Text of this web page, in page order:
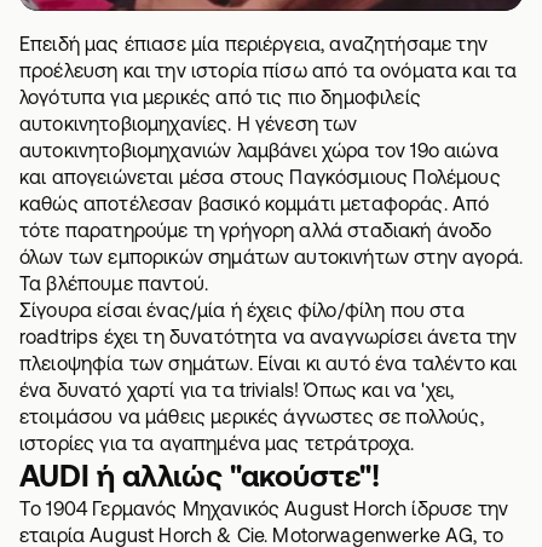
Επειδή μας έπιασε μία περιέργεια, αναζητήσαμε την
προέλευση και την ιστορία πίσω από τα ονόματα και τα
λογότυπα για μερικές από τις πιο δημοφιλείς
αυτοκινητοβιομηχανίες. Η γένεση των
αυτοκινητοβιομηχανιών λαμβάνει χώρα τον 19ο αιώνα
και απογειώνεται μέσα στους Παγκόσμιους Πολέμους
καθώς αποτέλεσαν βασικό κομμάτι μεταφοράς. Από
τότε παρατηρούμε τη γρήγορη αλλά σταδιακή άνοδο
όλων των εμπορικών σημάτων αυτοκινήτων στην αγορά.
Τα βλέπουμε παντού.
Σίγουρα είσαι ένας/μία ή έχεις φίλο/φίλη που στα
roadtrips έχει τη δυνατότητα να αναγνωρίσει άνετα την
πλειοψηφία των σημάτων. Είναι κι αυτό ένα ταλέντο και
ένα δυνατό χαρτί για τα trivials! Όπως και να 'χει,
ετοιμάσου να μάθεις μερικές άγνωστες σε πολλούς,
ιστορίες για τα αγαπημένα μας τετράτροχα.
AUDI ή αλλιώς "ακούστε"!
Tο 1904 Γερμανός Μηχανικός August Horch ίδρυσε την
εταιρία August Horch & Cie. Motorwagenwerke AG, το